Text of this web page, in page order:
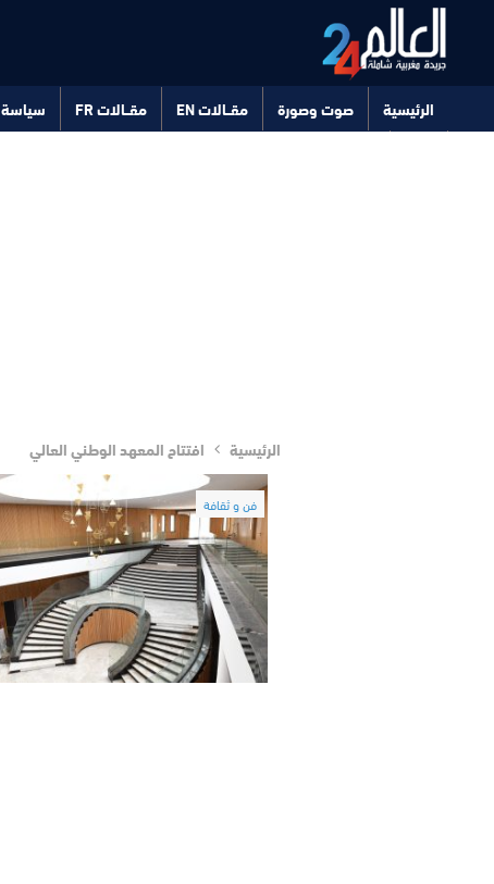
الرئيسية صوت وصورة مقــالات EN مقــالات FR سياسة
الرئيسية افتتاح المعهد الوطني العالي
فن و ثقافة